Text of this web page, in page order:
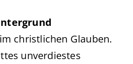
christlichen Glauben.
unverdiestes